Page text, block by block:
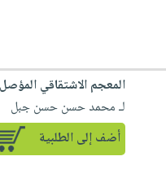
المعجم الاشتقاقي
لـ محمد حسن حسن جبل
أضف إلى الطلبية